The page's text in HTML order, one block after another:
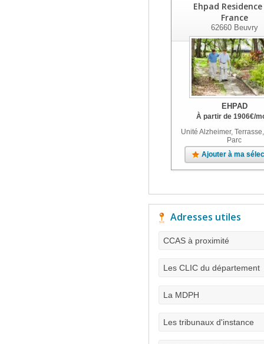
Ehpad Residence
France
62660Beuvry
EHPAD
À partir de 1906€/
Unité Alzheimer,
Parc
Ajouter à ma
Adresses utiles
CCAS à proximité
Les CLIC du département
La MDPH
Les tribunaux d'instance